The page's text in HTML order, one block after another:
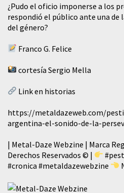
¿Pudo el oficio imponerse a los
respondió el público ante una de
del género?
Franco G. Felice
cortesía Sergio Mella
Link en historias
https://metaldazeweb.com/
argentina-el-sonido-de-la-
| Metal-Daze Webzine | Marca
Derechos Reservados © |
#cronica #metaldazewebzine